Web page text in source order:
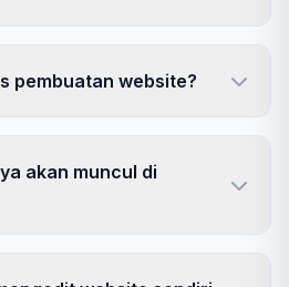
pembuatan website?
akan muncul di